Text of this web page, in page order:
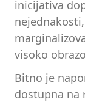
inicijativa
visoko
Bitno je
dostupna na